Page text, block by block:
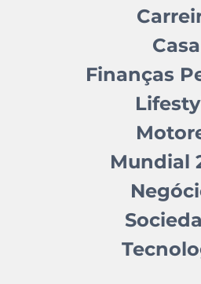
Casa
Finanças
Mundial